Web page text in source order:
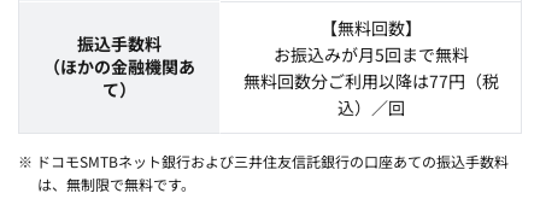
振込手数料
（ほかの金融機関あ
て）
【無料回数】
お振込みが月5回まで無料
無料回数分ご利用以降は77円（税
込）／回
※ ドコモSMTBネット銀行および三井住友信託銀行の口座あての振込手数料
は、無制限で無料です。